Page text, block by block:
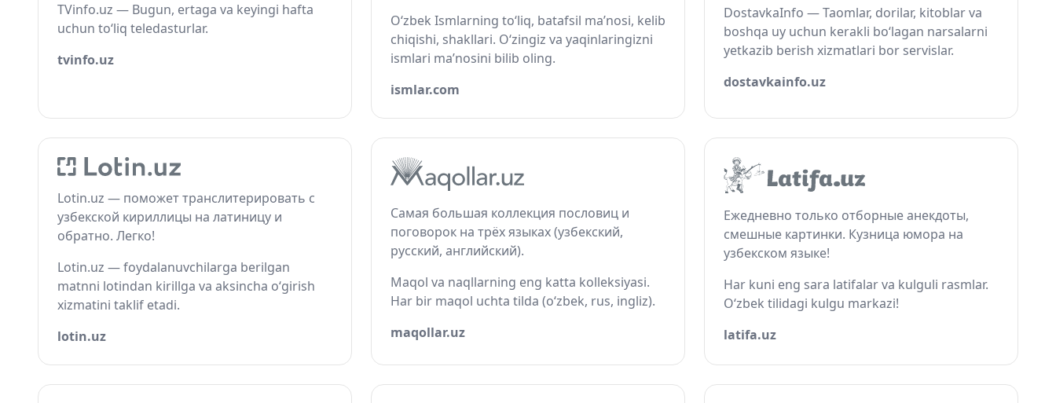
TVinfo.uz — Bugun, ertaga va keyingi hafta
uchun to‘liq teledasturlar.
tvinfo.uz
O‘zbek Ismlarning to‘liq, batafsil ma’nosi, kelib
chiqishi, shakllari. O‘zingiz va yaqinlaringizni
ismlari ma’nosini bilib oling.
ismlar.com
DostavkaInfo — Taomlar, dorilar, kitoblar va
boshqa uy uchun kerakli bo‘lagan narsalarni
yetkazib berish xizmatlari bor servislar.
dostavkainfo.uz
Lotin.uz — поможет транслитерировать с
узбекской кириллицы на латиницу и
обратно. Легко!
Lotin.uz — foydalanuvchilarga berilgan
matnni lotindan kirillga va aksincha o‘girish
xizmatini taklif etadi.
lotin.uz
Самая большая коллекция пословиц и
поговорок на трёх языках (узбекский,
русский, английский).
Maqol va naqllarning eng katta kolleksiyasi.
Har bir maqol uchta tilda (o‘zbek, rus, ingliz).
maqollar.uz
Ежедневно только отборные анекдоты,
смешные картинки. Кузница юмора на
узбекском языке!
Har kuni eng sara latifalar va kulguli rasmlar.
O‘zbek tilidagi kulgu markazi!
latifa.uz